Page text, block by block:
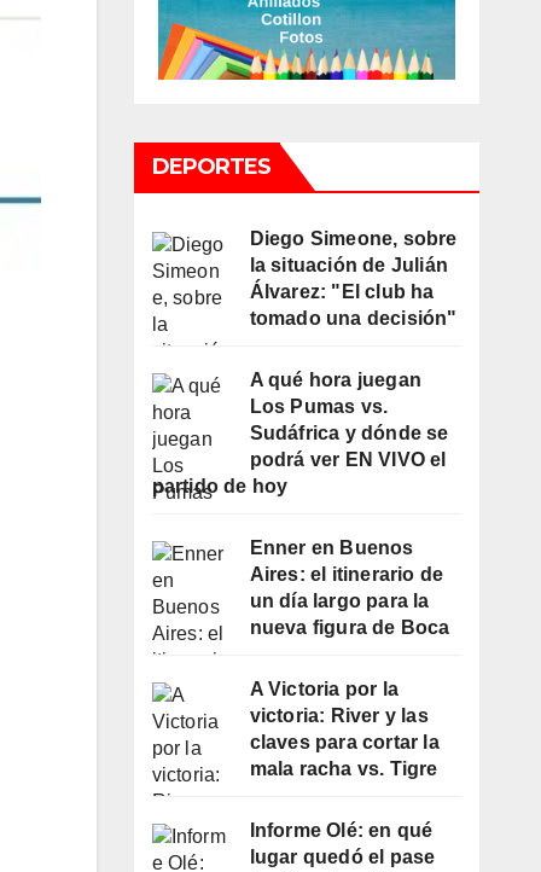
DEPORTES
Diego Simeone, sobre
la situación de Julián
Álvarez: "El club ha
tomado una decisión"
A qué hora juegan
Los Pumas vs.
Sudáfrica y dónde se
podrá ver EN VIVO el
partido de hoy
Enner en Buenos
Aires: el itinerario de
un día largo para la
nueva figura de Boca
A Victoria por la
victoria: River y las
claves para cortar la
mala racha vs. Tigre
Informe Olé: en qué
lugar quedó el pase